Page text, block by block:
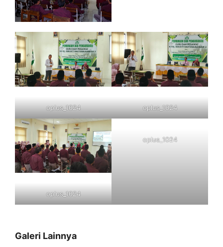
oplus_1024 oplus_1024
oplus_1024
oplus_1024
Galeri Lainnya